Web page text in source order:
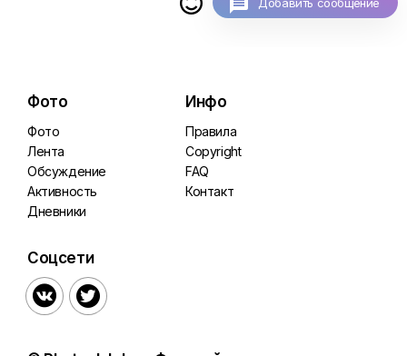
Фото
Фото
Лента
Обсуждение
Активность
Дневники
Инфо
Правила
Copyright
FAQ
Контакт
Соцсети
 